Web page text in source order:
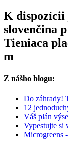
K dispozícii
slovenčina
Tieniaca
m
Z nášho blogu:
Do záhrady!
12
Váš plán
Vypestujte si
Microgreens